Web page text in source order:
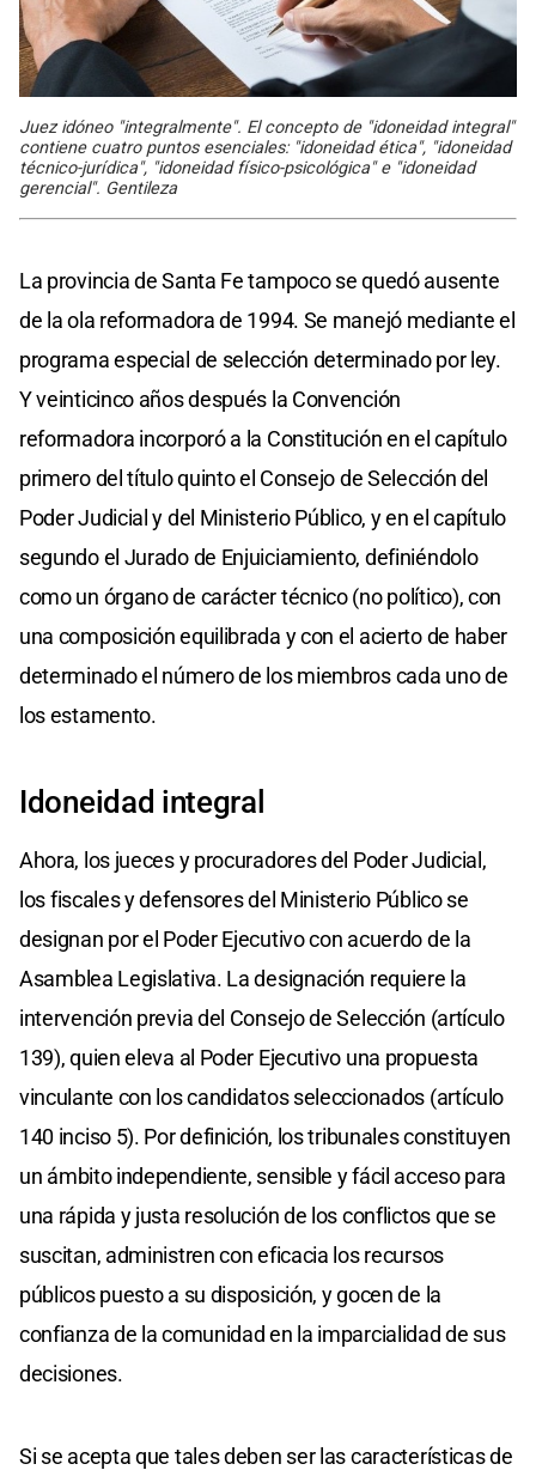
Juez idóneo "integralmente". El concepto de "idoneidad integral"
contiene cuatro puntos esenciales: "idoneidad ética", "idoneidad
técnico-jurídica", "idoneidad físico-psicológica" e "idoneidad
gerencial". Gentileza
La provincia de Santa Fe tampoco se quedó ausente
de la ola reformadora de 1994. Se manejó mediante el
programa especial de selección determinado por ley.
Y veinticinco años después la Convención
reformadora incorporó a la Constitución en el capítulo
primero del título quinto el Consejo de Selección del
Poder Judicial y del Ministerio Público, y en el capítulo
segundo el Jurado de Enjuiciamiento, definiéndolo
como un órgano de carácter técnico (no político), con
una composición equilibrada y con el acierto de haber
determinado el número de los miembros cada uno de
los estamento.
Idoneidad integral
Ahora, los jueces y procuradores del Poder Judicial,
los fiscales y defensores del Ministerio Público se
designan por el Poder Ejecutivo con acuerdo de la
Asamblea Legislativa. La designación requiere la
intervención previa del Consejo de Selección (artículo
139), quien eleva al Poder Ejecutivo una propuesta
vinculante con los candidatos seleccionados (artículo
140 inciso 5). Por definición, los tribunales constituyen
un ámbito independiente, sensible y fácil acceso para
una rápida y justa resolución de los conflictos que se
suscitan, administren con eficacia los recursos
públicos puesto a su disposición, y gocen de la
confianza de la comunidad en la imparcialidad de sus
decisiones.
Si se acepta que tales deben ser las características de